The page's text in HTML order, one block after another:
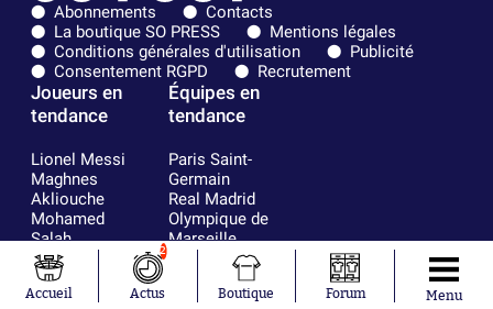
Abonnements
Contacts
La boutique SO PRESS
Mentions légales
Conditions générales d'utilisation
Publicité
Consentement RGPD
Recrutement
Joueurs en
tendance
Lionel Messi
Maghnes
Akliouche
Mohamed
Salah
Neymar
Julián Álvarez
Ferrán Torres
Équipes en
tendance
Paris Saint-
Germain
Real Madrid
Olympique de
Marseille
FC Barcelone
Argentine
Accueil
2
Actus Boutique Forum Menu